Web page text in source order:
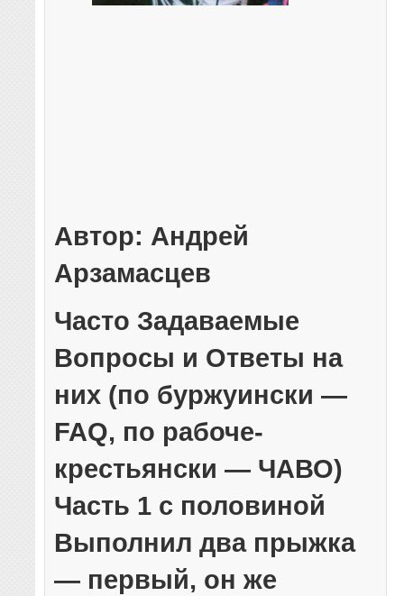
Автор: Андрей
Арзамасцев
Часто Задаваемые
Вопросы и Ответы на
них (по буржуински —
FAQ, по рабоче-
крестьянски — ЧАВО)
Часть 1 с половиной
Выполнил два прыжка
— первый, он же